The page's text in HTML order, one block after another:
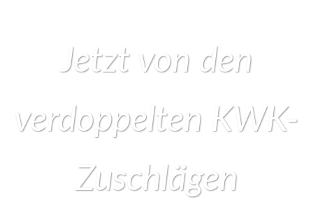
Jetzt von den
verdoppelten KWK-
Zuschlägen